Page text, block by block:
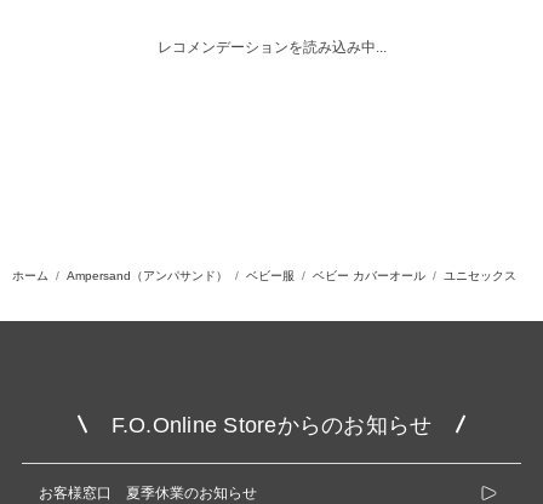
レコメンデーションを読み込み中...
ホーム Ampersand（アンパサンド） ベビー服 ベビー カバーオール ユニセックス
F.O.Online Storeからのお知らせ
お客様窓口 夏季休業のお知らせ